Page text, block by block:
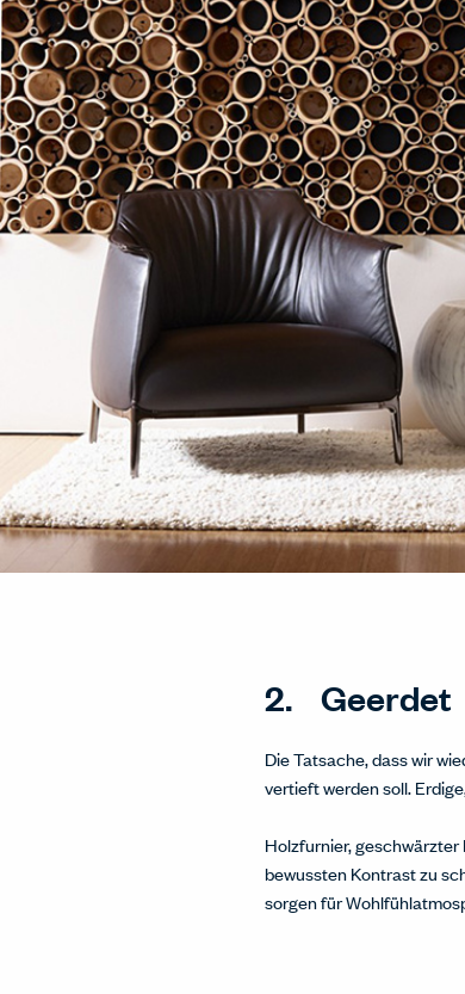
2. Geerdet
Die Tatsache, dass wir
vertieft werden soll.
Holzfurnier,
bewussten Kontrast zu
sorgen für